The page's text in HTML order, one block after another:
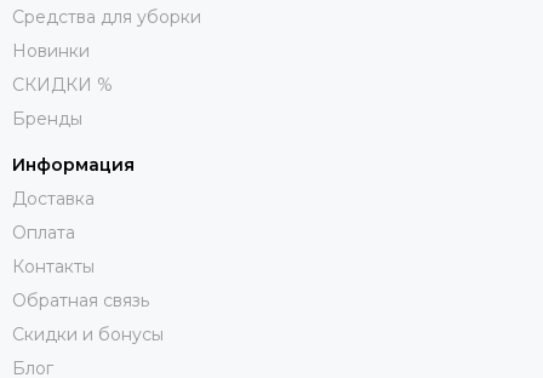
Средства для уборки
Новинки
СКИДКИ %
Бренды
Информация
Доставка
Оплата
Контакты
Обратная связь
Скидки и бонусы
Блог